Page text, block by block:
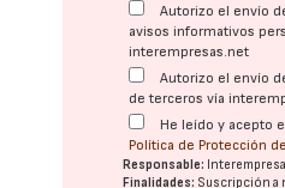
Autorizo el envío
avisos informativos
interempresas.net
Autorizo el envío
de terceros vía
He leído y acepto
Política de Protección
Responsable:
Finalidades: Suscripción a